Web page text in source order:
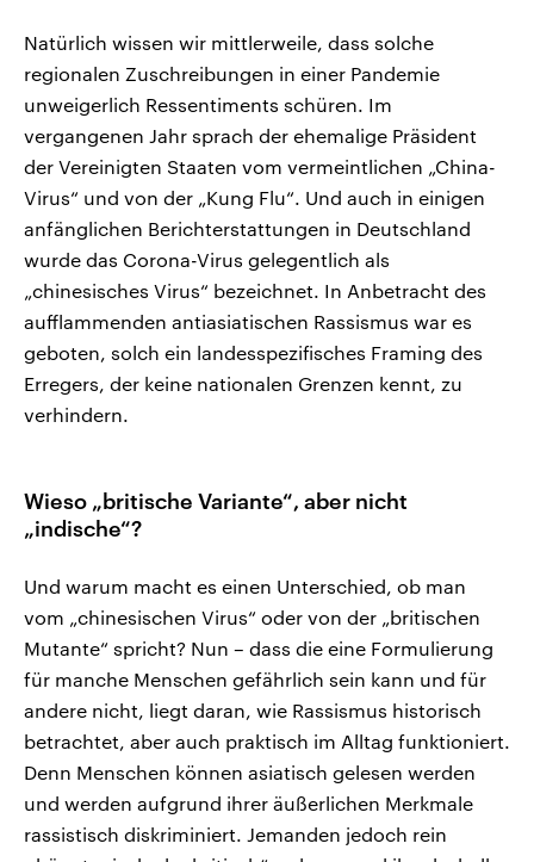
Natürlich wissen wir mittlerweile, dass solche
regionalen Zuschreibungen in einer Pandemie
unweigerlich Ressentiments schüren. Im
vergangenen Jahr sprach der ehemalige Präsident
der Vereinigten Staaten vom vermeintlichen „China-
Virus“ und von der „Kung Flu“. Und auch in einigen
anfänglichen Berichterstattungen in Deutschland
wurde das Corona-Virus gelegentlich als
„chinesisches Virus“ bezeichnet. In Anbetracht des
aufflammenden antiasiatischen Rassismus war es
geboten, solch ein landesspezifisches Framing des
Erregers, der keine nationalen Grenzen kennt, zu
verhindern.
Wieso „britische Variante“, aber nicht
„indische“?
Und warum macht es einen Unterschied, ob man
vom „chinesischen Virus“ oder von der „britischen
Mutante“ spricht? Nun – dass die eine Formulierung
für manche Menschen gefährlich sein kann und für
andere nicht, liegt daran, wie Rassismus historisch
betrachtet, aber auch praktisch im Alltag funktioniert.
Denn Menschen können asiatisch gelesen werden
und werden aufgrund ihrer äußerlichen Merkmale
rassistisch diskriminiert. Jemanden jedoch rein